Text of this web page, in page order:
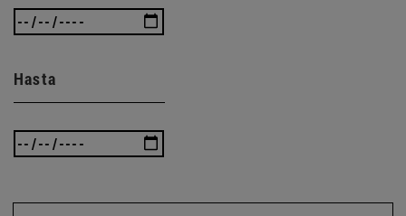
Hasta